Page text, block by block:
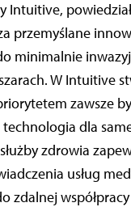
Intuitive,
przemyślane
minimalnie
W Intuitive
zawsze
dla
zdrowia
usług
zdalnej